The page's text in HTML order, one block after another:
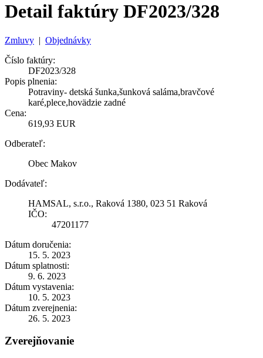
Detail faktúry DF2023/328
Zmluvy | Objednávky
Číslo faktúry:
DF2023/328
Popis plnenia:
Potraviny- detská šunka,šunková saláma,bravčové
karé,plece,hovädzie zadné
Cena:
619,93 EUR
Odberateľ:
Obec Makov
Dodávateľ:
HAMSAL, s.r.o., Raková 1380, 023 51 Raková
IČO:
47201177
Dátum doručenia:
15. 5. 2023
Dátum splatnosti:
9. 6. 2023
Dátum vystavenia:
10. 5. 2023
Dátum zverejnenia:
26. 5. 2023
Zverejňovanie